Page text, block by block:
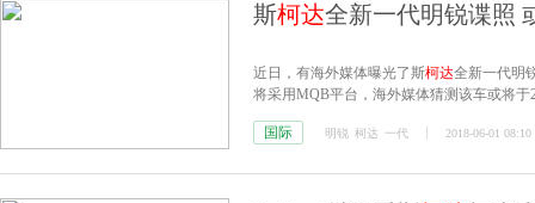
斯柯达全新一代明锐谍照
近日，有海外媒体曝光了斯柯达全新一代明
将采用MQB平台，海外媒体猜测该车或将于
国际 明锐 柯达 一代 2018-06-01 08:10